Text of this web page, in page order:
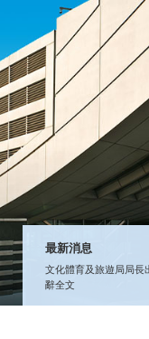
最新消息
文化體育及旅遊局局
辭全文